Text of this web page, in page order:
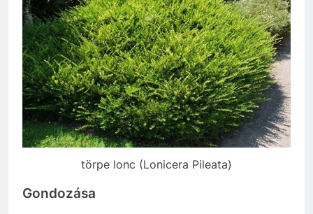
törpe lonc (Lonicera Pileata)
Gondozása